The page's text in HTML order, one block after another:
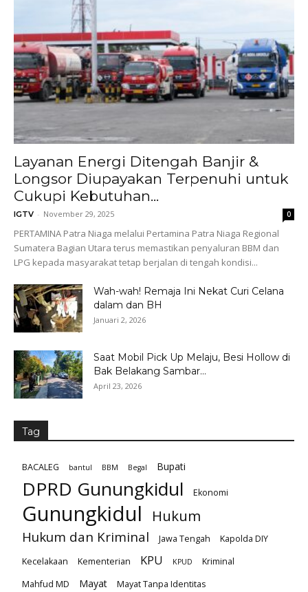
Layanan Energi Ditengah Banjir &
Longsor Diupayakan Terpenuhi untuk
Cukupi Kebutuhan...
IGTV - November 29, 2025 0
PERTAMINA Patra Niaga melalui Pertamina Patra Niaga Regional
Sumatera Bagian Utara terus memastikan penyaluran BBM dan
LPG kepada masyarakat tetap berjalan di tengah kondisi...
Wah-wah! Remaja Ini Nekat Curi Celana
dalam dan BH
Januari 2, 2026
Saat Mobil Pick Up Melaju, Besi Hollow di
Bak Belakang Sambar...
April 23, 2026
Tag
BACALEG bantul BBM Begal Bupati
DPRD Gunungkidul Ekonomi
Gunungkidul Hukum
Hukum dan Kriminal Jawa Tengah
Kapolda DIY
Kecelakaan
Kementerian KPU KPUD
Kriminal
Mahfud MD
Mayat
Mayat Tanpa Identitas